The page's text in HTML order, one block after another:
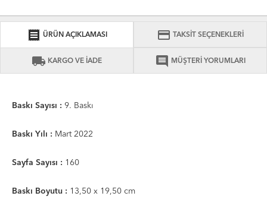
receipt ÜRÜN AÇIKLAMASI credit_card TAKSİT SEÇENEKLERİ
local_shipping KARGO VE İADE comment MÜŞTERİ YORUMLARI
Baskı Sayısı : 9. Baskı
Baskı Yılı : Mart 2022
Sayfa Sayısı : 160
Baskı Boyutu : 13,50 x 19,50 cm